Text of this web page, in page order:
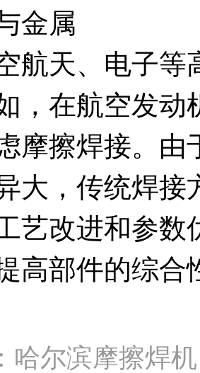
属
天、电子等
，在航空发动
摩擦焊接。由
大，传统焊
艺改进和参数
高部件的综合
哈尔滨摩擦焊